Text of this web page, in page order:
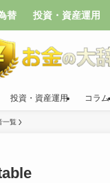
替 投資・資産運用
投資・資産運用 コラム
一覧